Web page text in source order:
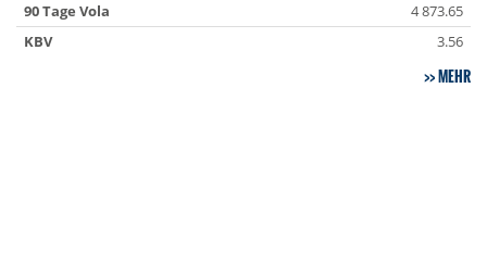
90 Tage Vola
4 873.65
KBV
3.56
MEHR